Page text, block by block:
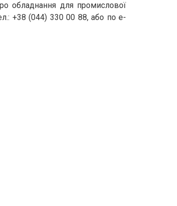
обладнання для промислової
+38 (044) 330 00 88, або по e-